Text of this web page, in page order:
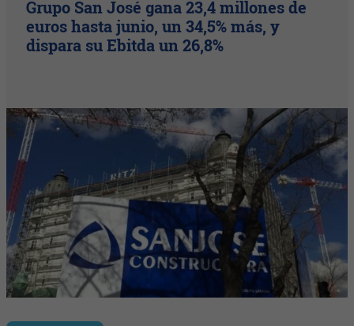
Grupo San José gana 23,4 millones de
euros hasta junio, un 34,5% más, y
dispara su Ebitda un 26,8%